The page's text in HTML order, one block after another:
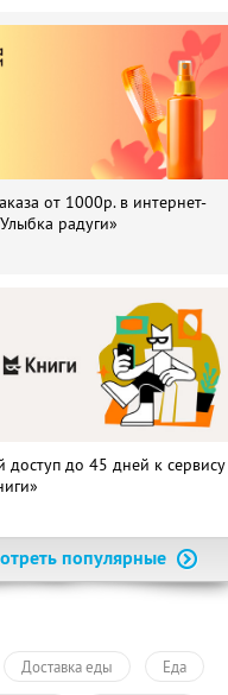
от 1000р. в интернет-
радуги»
доступ до 45 дней к сервису
популярные
Доставка еды Еда